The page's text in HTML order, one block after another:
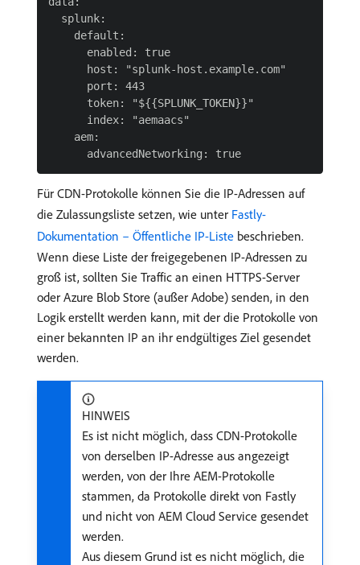
  splunk:
    default:
      enabled: true
      host: "splunk-host.example.com"
      port: 443
      token: "${{SPLUNK_TOKEN}}"
      index: "aemaacs"
    aem:
Für CDN-Protokolle können Sie die IP-Adressen auf
die Zulassungsliste setzen, wie unter Fastly-
Dokumentation – Öffentliche IP-Liste beschrieben.
Wenn diese Liste der freigegebenen IP-Adressen zu
groß ist, sollten Sie Traffic an einen HTTPS-Server
oder Azure Blob Store (außer Adobe) senden, in den
Logik erstellt werden kann, mit der die Protokolle von
einer bekannten IP an ihr endgültiges Ziel gesendet
werden.
HINWEIS
Es ist nicht möglich, dass CDN-Protokolle
von derselben IP-Adresse aus angezeigt
werden, von der Ihre AEM-Protokolle
stammen, da Protokolle direkt von Fastly
und nicht von AEM Cloud Service gesendet
werden.
Aus diesem Grund ist es nicht möglich, die